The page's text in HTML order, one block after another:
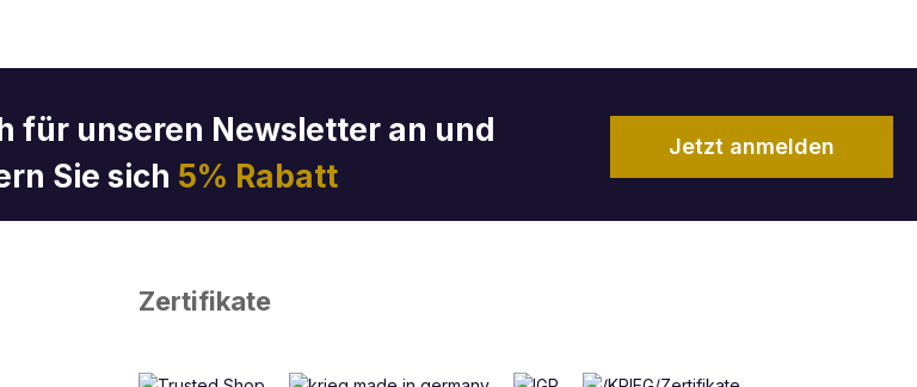
für unseren Newsletter an und
Sie sich 5% Rabatt
Jetzt anmelden
Zertifikate